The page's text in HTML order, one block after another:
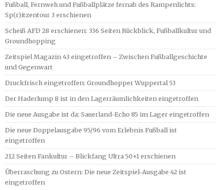
Fußball, Fernweh und Fußballplätze fernab des Rampenlichts:
Sp(r)itzentour 3 erschienen
Scheiß AFD 28 erschienen: 336 Seiten Rückblick, Fußballkultur und
Groundhopping
Zeitspiel Magazin 43 eingetroffen – Zwischen Fußballgeschichte
und Gegenwart
Druckfrisch eingetroffen: Groundhopper Wuppertal 53
Der Haderlump 8 ist in den Lagerräumlichkeiten eingetroffen
Die neue Ausgabe ist da: Sauerland-Echo 85 im Lager eingetroffen
Die neue Doppelausgabe 95/96 vom Erlebnis Fußball ist
eingetroffen
212 Seiten Fankultur – Blickfang Ultra 50+1 erschienen
Überraschung zu Ostern: Die neue Zeitspiel-Ausgabe 42 ist
eingetroffen